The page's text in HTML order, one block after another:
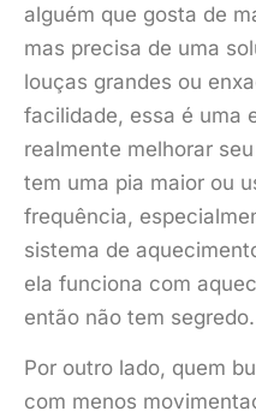
alguém que gosta de
mas precisa de uma
louças grandes ou
facilidade, essa é uma
realmente melhorar
tem uma pia maior ou
frequência,
sistema de
ela funciona com
então não tem segredo.
Por outro lado, quem
com menos